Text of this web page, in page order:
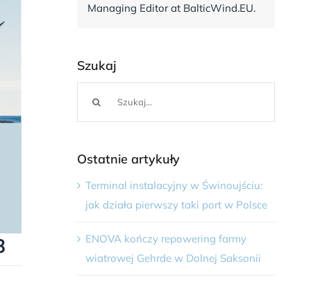
Managing Editor at BalticWind.EU.
Szukaj
Ostatnie artykuły
Terminal instalacyjny w Świnoujściu:
jak działa pierwszy taki port w Polsce
ENOVA kończy repowering farmy
wiatrowej Gehrde w Dolnej Saksonii